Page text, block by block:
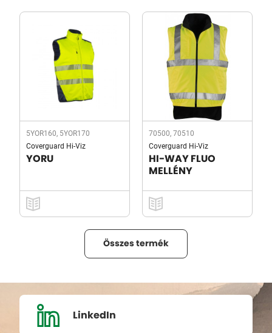
5YOR160, 5YOR170
Coverguard Hi-Viz
YORU
70500, 70510
Coverguard Hi-Viz
HI-WAY FLUO
MELLÉNY
Összes termék
LinkedIn